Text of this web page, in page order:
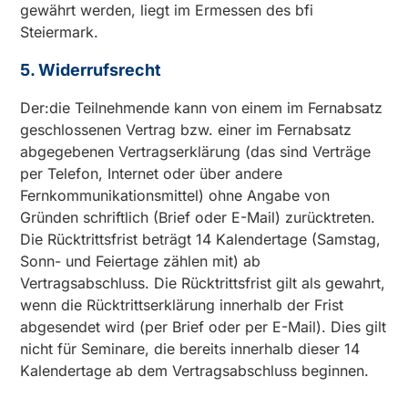
gewährt werden, liegt im Ermessen des bfi
Steiermark.
5. Widerrufsrecht
Der:die Teilnehmende kann von einem im Fernabsatz
geschlossenen Vertrag bzw. einer im Fernabsatz
abgegebenen Vertragserklärung (das sind Verträge
per Telefon, Internet oder über andere
Fernkommunikationsmittel) ohne Angabe von
Gründen schriftlich (Brief oder E-Mail) zurücktreten.
Die Rücktrittsfrist beträgt 14 Kalendertage (Samstag,
Sonn- und Feiertage zählen mit) ab
Vertragsabschluss. Die Rücktrittsfrist gilt als gewahrt,
wenn die Rücktrittserklärung innerhalb der Frist
abgesendet wird (per Brief oder per E-Mail). Dies gilt
nicht für Seminare, die bereits innerhalb dieser 14
Kalendertage ab dem Vertragsabschluss beginnen.